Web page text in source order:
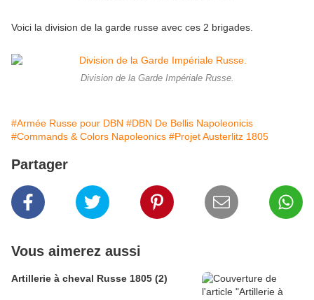
Voici la division de la garde russe avec ces 2 brigades.
Division de la Garde Impériale Russe.
#Armée Russe pour DBN #DBN De Bellis Napoleonicis
#Commands & Colors Napoleonics #Projet Austerlitz 1805
Partager
Vous aimerez aussi
Artillerie à cheval Russe 1805 (2)